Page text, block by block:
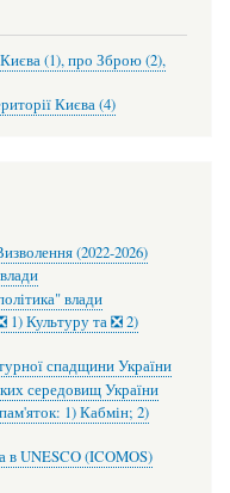
(1), про Зброю (2),
Києва (4)
(2022-2026)
влади
Культуру та ❎ 2)
спадщини України
середовищ України
1) Кабмін; 2)
в UNESCO (ICOMOS)